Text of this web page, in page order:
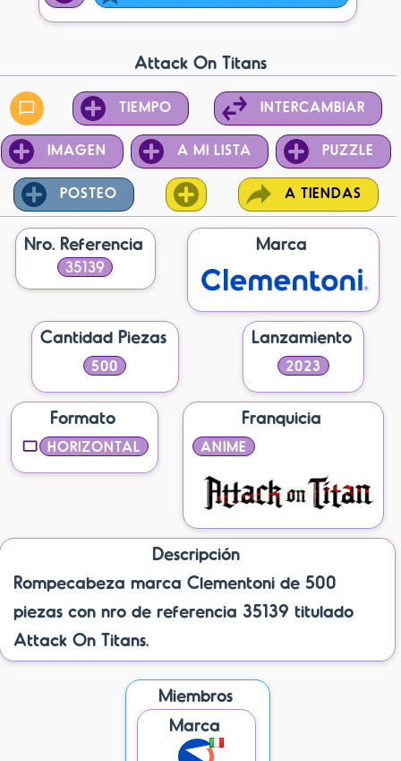
Attack On Titans
TIEMPO INTERCAMBIAR
IMAGEN A MI LISTA PUZZLE
POSTEO A TIENDAS
Nro. Referencia
35139
Marca
Cantidad Piezas
500
Lanzamiento
2023
Formato
HORIZONTAL
Franquicia
ANIME
Descripción
Rompecabeza marca Clementoni de 500
piezas con nro de referencia 35139 titulado
Attack On Titans.
Miembros
Marca